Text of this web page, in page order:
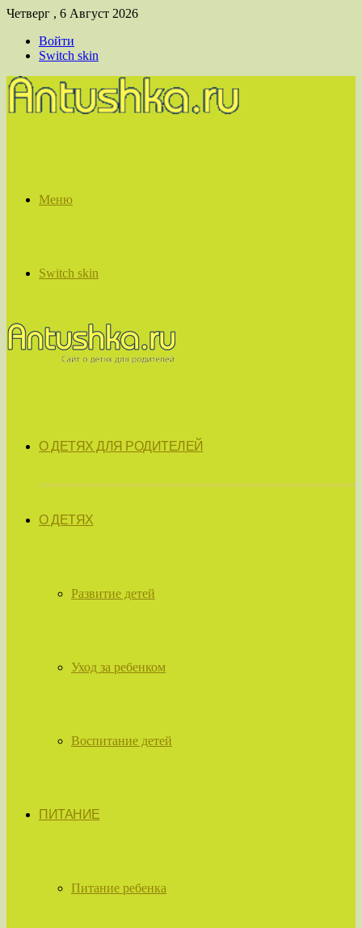
Четверг , 6 Август 2026
Войти
Switch skin
Меню
Switch skin
О ДЕТЯХ ДЛЯ РОДИТЕЛЕЙ
О ДЕТЯХ
Развитие детей
Уход за ребенком
Воспитание детей
ПИТАНИЕ
Питание ребенка